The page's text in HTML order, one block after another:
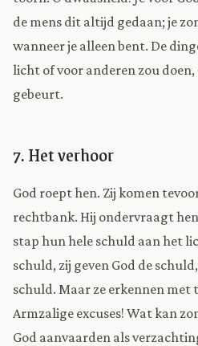
de mens dit altijd gedaan; je
wanneer je alleen bent. De
licht of voor anderen zou
gebeurt.
7. Het verhoor
God roept hen. Zij komen
rechtbank. Hij ondervraagt
stap hun hele schuld aan het
schuld, zij geven God de
schuld. Maar ze erkennen met
Armzalige excuses! Wat kan
God aanvaarden als